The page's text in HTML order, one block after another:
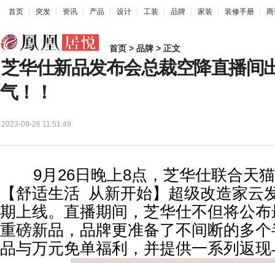
首页 突发 资讯 产品 设计 工装 品牌 家装 装修手册
首页 > 品牌 > 正文
芝华仕新品发布会总裁空降直播间
气！！
2023-09-26 11:51:49
9月26日晚上8点，芝华仕联合天猫
【舒适生活 从新开始】超级改造家云
期上线。直播期间，芝华仕不但将公
重磅新品，品牌更准备了不间断的多
品与万元免单福利，并提供一系列返